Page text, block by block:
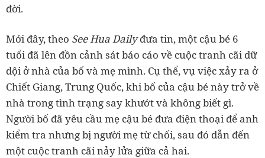
đời.
Mới đây, theo See Hua Dailyđưa tin, một cậu bé 6
tuổi đã lên đồn cảnh sát báo cáo về cuộc tranh cãi dữ
dội ở nhà của bố và mẹ mình. Cụ thể, vụ việc xảy ra ở
Chiết Giang, Trung Quốc, khi bố của cậu bé này trở về
nhà trong tình trạng say khướt và không biết gì.
Người bố đã yêu cầu mẹ cậu bé đưa điện thoại để anh
kiểm tra nhưng bị người mẹ từ chối, sau đó dẫn đến
một cuộc tranh cãi nảy lửa giữa cả hai.